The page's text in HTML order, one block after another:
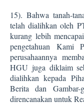
15). Bahwa tanah-
telah dialihkan oleh
kurang lebih
pengetahuan Kami
perusahaannya
HGU juga diklaim
dialihkan kepada
Berita dan
direncanakan untuk